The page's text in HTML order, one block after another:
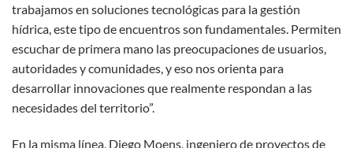
trabajamos en soluciones tecnológicas para la gestión
hídrica, este tipo de encuentros son fundamentales. Permiten
escuchar de primera mano las preocupaciones de usuarios,
autoridades y comunidades, y eso nos orienta para
desarrollar innovaciones que realmente respondan a las
necesidades del territorio”.
En la misma línea, Diego Moens, ingeniero de proyectos de